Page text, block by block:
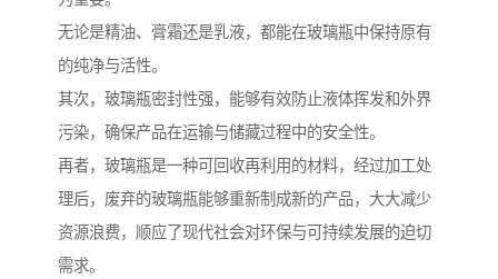
无论是精油、膏霜还是乳液，都能在玻璃瓶中保持原有
的纯净与活性。
其次，玻璃瓶密封性强，能够有效防止液体挥发和外界
污染，确保产品在运输与储藏过程中的安全性。
再者，玻璃瓶是一种可回收再利用的材料，经过加工处
理后，废弃的玻璃瓶能够重新制成新的产品，大大减少
资源浪费，顺应了现代社会对环保与可持续发展的迫切
需求。